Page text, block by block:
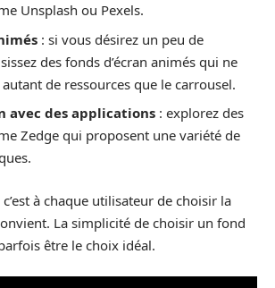
Unsplash ou Pexels.
: si vous désirez un peu de
des fonds d’écran animés qui ne
de ressources que le carrousel.
avec des applications : explorez des
Zedge qui proposent une variété de
à chaque utilisateur de choisir la
La simplicité de choisir un fond
être le choix idéal.